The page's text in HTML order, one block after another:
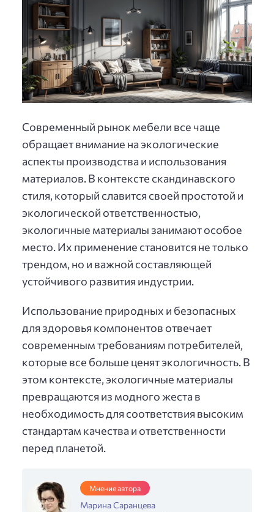
Современный рынок мебели все чаще
обращает внимание на экологические
аспекты производства и использования
материалов. В контексте скандинавского
стиля, который славится своей простотой и
экологической ответственностью,
экологичные материалы занимают особое
место. Их применение становится не только
трендом, но и важной составляющей
устойчивого развития индустрии.
Использование природных и безопасных
для здоровья компонентов отвечает
современным требованиям потребителей,
которые все больше ценят экологичность. В
этом контексте, экологичные материалы
превращаются из модного жеста в
необходимость для соответствия высоким
стандартам качества и ответственности
перед планетой.
Мнение автора
Марина Саранцева